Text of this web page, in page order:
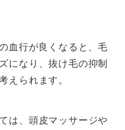
血行が良くなると、毛
になり、抜け毛の抑制
えられます。
は、頭皮マッサージや